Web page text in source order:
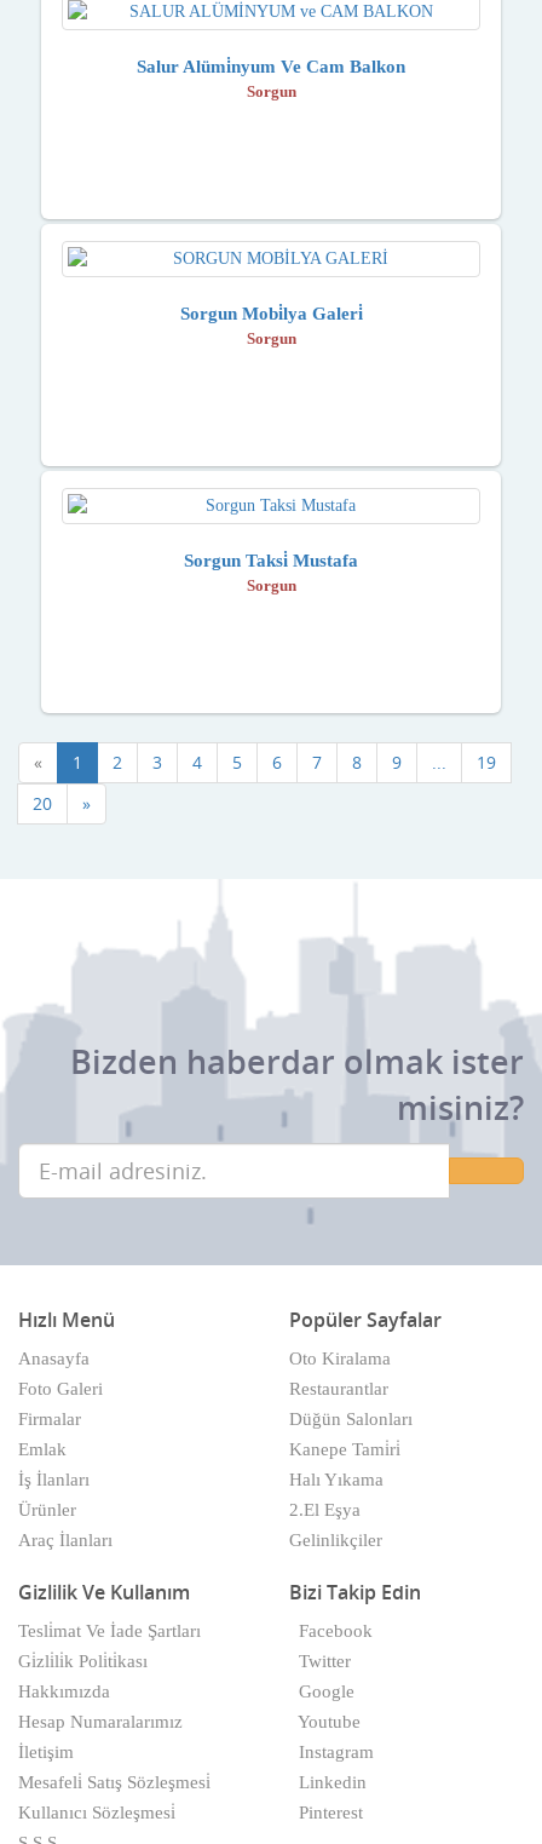
Salur Alümi̇nyum Ve Cam Balkon
Sorgun
Sorgun Mobi̇lya Galeri̇
Sorgun
Sorgun Taksi̇ Mustafa
Sorgun
« 1 2 3 4 5 6 7 8 9
19
20
»
Bizden haberdar olmak ister
misiniz?
Hızlı Menü
Anasayfa
Foto Galeri
Firmalar
Emlak
İş İlanları
Ürünler
Araç İlanları
Popüler Sayfalar
Oto Kiralama
Restaurantlar
Düğün Salonları
Kanepe Tami̇ri̇
Halı Yıkama
2.El Eşya
Gelinlikçiler
Gizlilik Ve Kullanım
Tesli̇mat Ve İade Şartları
Gi̇zli̇li̇k Poli̇ti̇kası
Hakkımızda
Hesap Numaralarımız
İletişim
Mesafeli̇ Satış Sözleşmesi̇
Kullanıcı Sözleşmesi̇
Bizi Takip Edin
Facebook
Twitter
Google
Youtube
Instagram
Linkedin
Pinterest